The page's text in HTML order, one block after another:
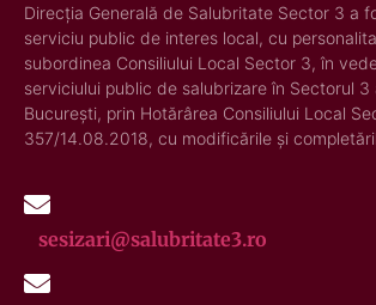
Direcția Generală de Salubritate Sector 3 a
serviciu public de interes local, cu
subordinea Consiliului Local Sector 3, în
serviciului public de salubrizare în Sectorul 3
București, prin Hotărârea Consiliului Local
357/14.08.2018, cu modificările și
sesizari@salubritate3.ro